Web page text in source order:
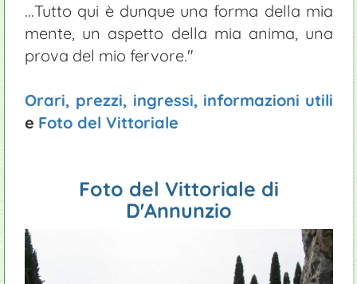
...Tutto qui è dunque una forma della mia
mente, un aspetto della mia anima, una
prova del mio fervore."
Orari, prezzi, ingressi, informazioni utili
e Foto del Vittoriale
Foto del Vittoriale di
D'Annunzio